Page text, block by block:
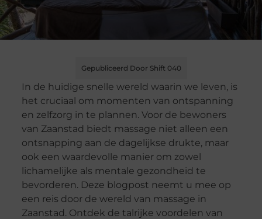
Gepubliceerd Door Shift 040
In de huidige snelle wereld waarin we leven, is
het cruciaal om momenten van ontspanning
en zelfzorg in te plannen. Voor de bewoners
van Zaanstad biedt massage niet alleen een
ontsnapping aan de dagelijkse drukte, maar
ook een waardevolle manier om zowel
lichamelijke als mentale gezondheid te
bevorderen. Deze blogpost neemt u mee op
een reis door de wereld van massage in
Zaanstad. Ontdek de talrijke voordelen van